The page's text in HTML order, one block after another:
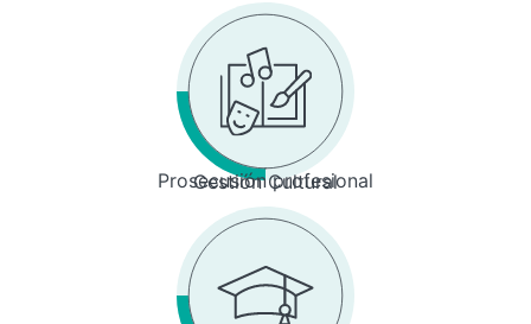
Prosecusión profesional
Gestión Cultural